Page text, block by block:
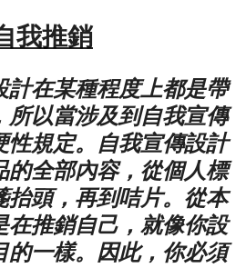
我推銷
計在某種程度上都是帶
所以當涉及到自我宣傳
性規定。自我宣傳設計
的全部內容，從個人標
抬頭，再到咭片。從本
在推銷自己，就像你設
的一樣。因此，你必須